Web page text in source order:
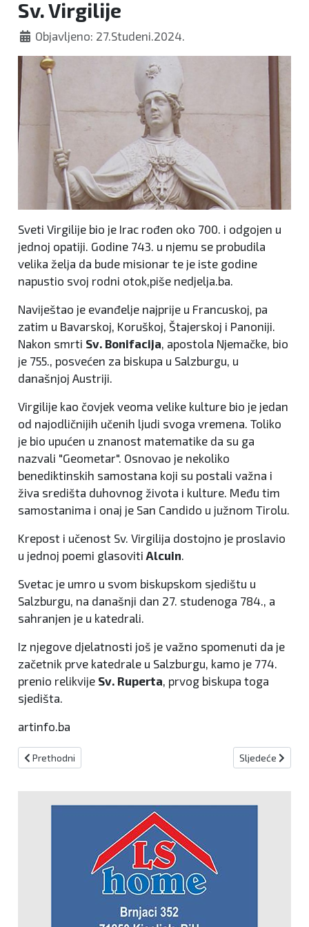
Sv. Virgilije
Objavljeno: 27.Studeni.2024.
Sveti Virgilije bio je Irac rođen oko 700. i odgojen u
jednoj opatiji. Godine 743. u njemu se probudila
velika želja da bude misionar te je iste godine
napustio svoj rodni otok,piše nedjelja.ba.
Naviještao je evanđelje najprije u Francuskoj, pa
zatim u Bavarskoj, Koruškoj, Štajerskoj i Panoniji.
Nakon smrti Sv. Bonifacija , apostola Njemačke, bio
je 755., posvećen za biskupa u Salzburgu, u
današnjoj Austriji.
Virgilije kao čovjek veoma velike kulture bio je jedan
od najodličnijih učenih ljudi svoga vremena. Toliko
je bio upućen u znanost matematike da su ga
nazvali "Geometar". Osnovao je nekoliko
benediktinskih samostana koji su postali važna i
živa središta duhovnog života i kulture. Među tim
samostanima i onaj je San Candido u južnom Tirolu.
Krepost i učenost Sv. Virgilija dostojno je proslavio
u jednoj poemi glasoviti Alcuin
Svetac je umro u svom biskupskom sjedištu u
Salzburgu, na današnji dan 27. studenoga 784., a
sahranjen je u katedrali.
Iz njegove djelatnosti još je važno spomenuti da je
začetnik prve katedrale u Salzburgu, kamo je 774.
prenio relikvije Sv. Ruperta , prvog biskupa toga
sjedišta.
artinfo.ba
Prethodni članak: Maculje: Zimska bajka na kamenim tragovima
Prethodni Sljedeći
Sljedeće